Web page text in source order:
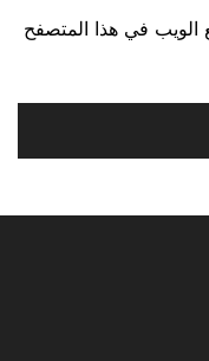
الويب في هذا المتصفح